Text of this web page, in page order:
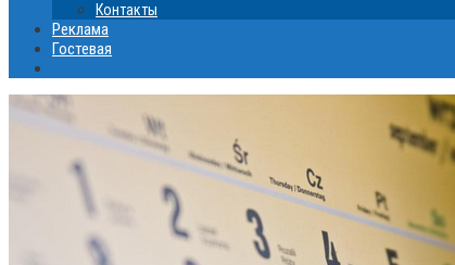
Контакты
Реклама
Гостевая